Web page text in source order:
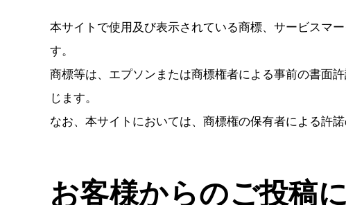
本サイトで使用及び表示されている商標、サービスマ
す。
商標等は、エプソンまたは商標権者による事前の書面
じます。
なお、本サイトにおいては、商標権の保有者による許
お客様からのご投稿